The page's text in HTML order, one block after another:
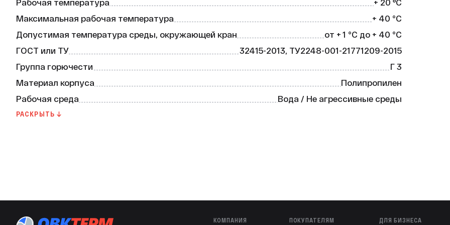
химических веществ. Это обеспечивает долговечность и надёжность соединения.
Рабочая температура
+ 20 ºС
Максимальная рабочая температура
+ 40 °C
Допустимая температура среды, окружающей кран
от + 1 °C до + 40 °C
ГОСТ или ТУ
32415-2013, ТУ2248-001-21771209-2015
Группа горючести
Г 3
Материал корпуса
Полипропилен
Рабочая среда
Вода / Не агрессивные среды
Гарантия производителя
РАСКРЫТЬ ↓
КОМПАНИЯ ПОКУПАТЕЛЯМ ДЛЯ БИЗНЕСА